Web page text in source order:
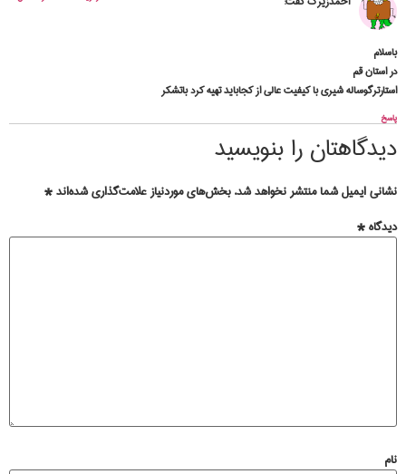
باسلام
در استان قم
استارترگوساله شیری با کیفیت عالی از کجاباید تهیه کرد باتشکر
پاسخ
دیدگاهتان را بنویسید
نشانی ایمیل شما منتشر نخواهد شد. بخش‌های موردنیاز علامت‌گذاری شده‌اند*
دیدگاه*
نام